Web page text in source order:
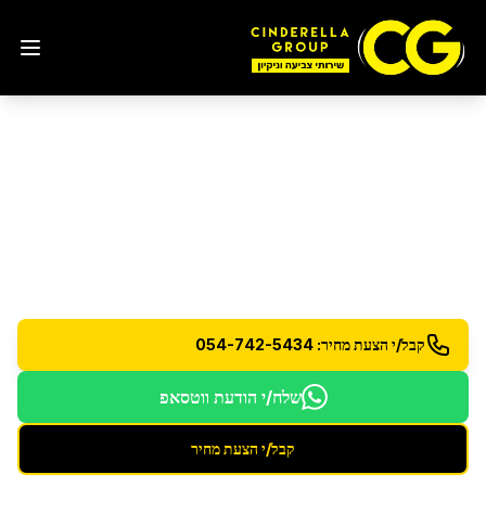
קבל/י הצעת מחיר: 054-742-5434
שלח/י הודעת ווטסאפ
קבל/י הצעת מחיר